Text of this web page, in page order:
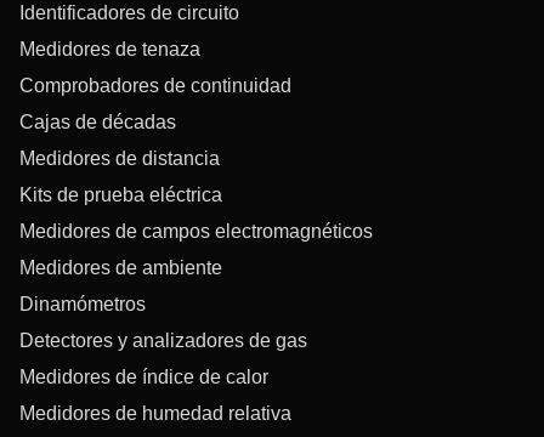
Identificadores de circuito
Medidores de tenaza
Comprobadores de continuidad
Cajas de décadas
Medidores de distancia
Kits de prueba eléctrica
Medidores de campos electromagnéticos
Medidores de ambiente
Dinamómetros
Detectores y analizadores de gas
Medidores de índice de calor
Medidores de humedad relativa